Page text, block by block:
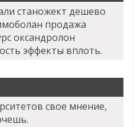
станожект дешево
продажа
оксандролон
эффекты вплоть.
свое мнение,